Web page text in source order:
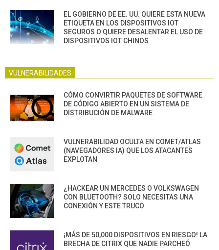
EL GOBIERNO DE EE. UU. QUIERE ESTA NUEVA
ETIQUETA EN LOS DISPOSITIVOS IOT
SEGUROS O QUIERE DESALENTAR EL USO DE
DISPOSITIVOS IOT CHINOS
VULNERABILIDADES
CÓMO CONVIRTIR PAQUETES DE SOFTWARE
DE CÓDIGO ABIERTO EN UN SISTEMA DE
DISTRIBUCIÓN DE MALWARE
VULNERABILIDAD OCULTA EN COMET/ATLAS
(NAVEGADORES IA) QUE LOS ATACANTES
EXPLOTAN
¿HACKEAR UN MERCEDES O VOLKSWAGEN
CON BLUETOOTH? SOLO NECESITAS UNA
CONEXIÓN Y ESTE TRUCO
¡MÁS DE 50,000 DISPOSITIVOS EN RIESGO! LA
BRECHA DE CITRIX QUE NADIE PARCHEÓ